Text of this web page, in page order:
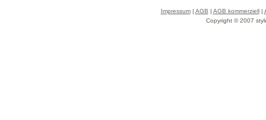
Impressum| AGB | AGB kommerziell|
Copyright © 2007